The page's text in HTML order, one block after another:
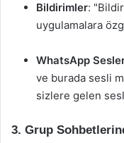
Bildirimler:
uygulamalara
WhatsApp
ve burada sesli
sizlere gelen
3. Grup